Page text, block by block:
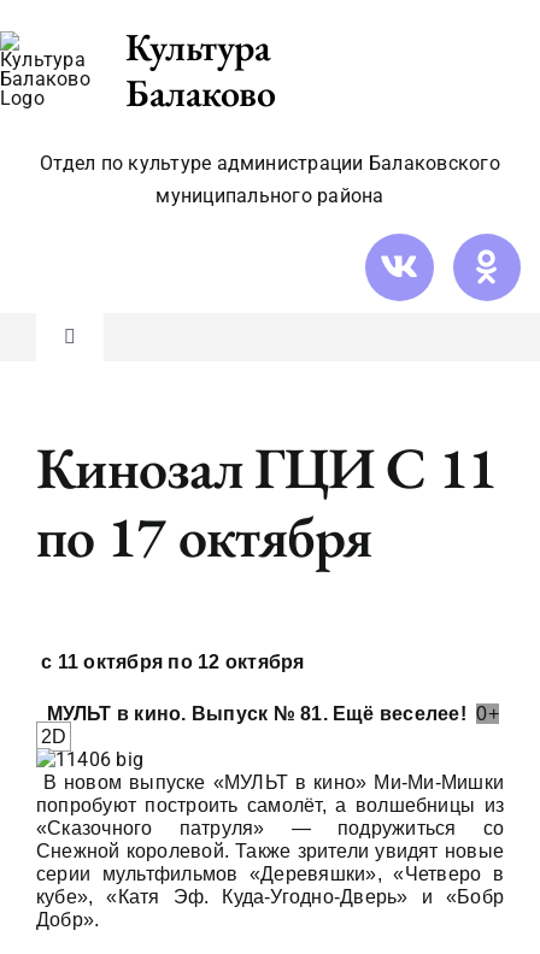
to
content
Культура
Балаково
Отдел по культуре администрации Балаковского
муниципального района
Toggle
Видео/фото
Афиша на месяц
Контакты
Туризм
Кинозал ГЦИ С 11
по 17 октября
Larger
с 11 октября по 12 октября
МУЛЬТ в кино. Выпуск № 81. Ещё веселее!0+
2D
В новом выпуске «МУЛЬТ в кино» Ми-Ми-Мишки
попробуют построить самолёт, а волшебницы из
«Сказочного патруля» — подружиться со
Снежной королевой. Также зрители увидят новые
серии мультфильмов «Деревяшки», «Четверо в
кубе», «Катя Эф. Куда-Угодно-Дверь» и «Бобр
Добр».